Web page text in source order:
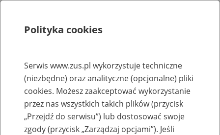
Rejestry, ewidencje i archiwa
Baza zlikwidowanych lub
przekształconych zakładów pracy
Polityka cookies
Serwis www.zus.pl wykorzystuje techniczne
(niezbędne) oraz analityczne (opcjonalne) pliki
cookies. Możesz zaakceptować wykorzystanie
przez nas wszystkich takich plików (przycisk
„Przejdź do serwisu”) lub dostosować swoje
zgody (przycisk „Zarządzaj opcjami”). Jeśli